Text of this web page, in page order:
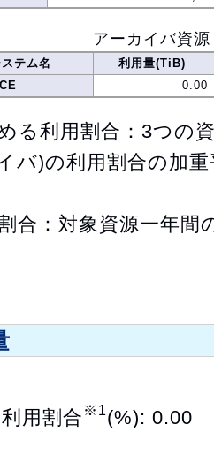
アーカイバ資源
テム名
利用量(TiB)
0.00
る利用割合：3つの
バ)の利用割合の加重
合：対象資源一年間
用割合 ※1(%): 0.00